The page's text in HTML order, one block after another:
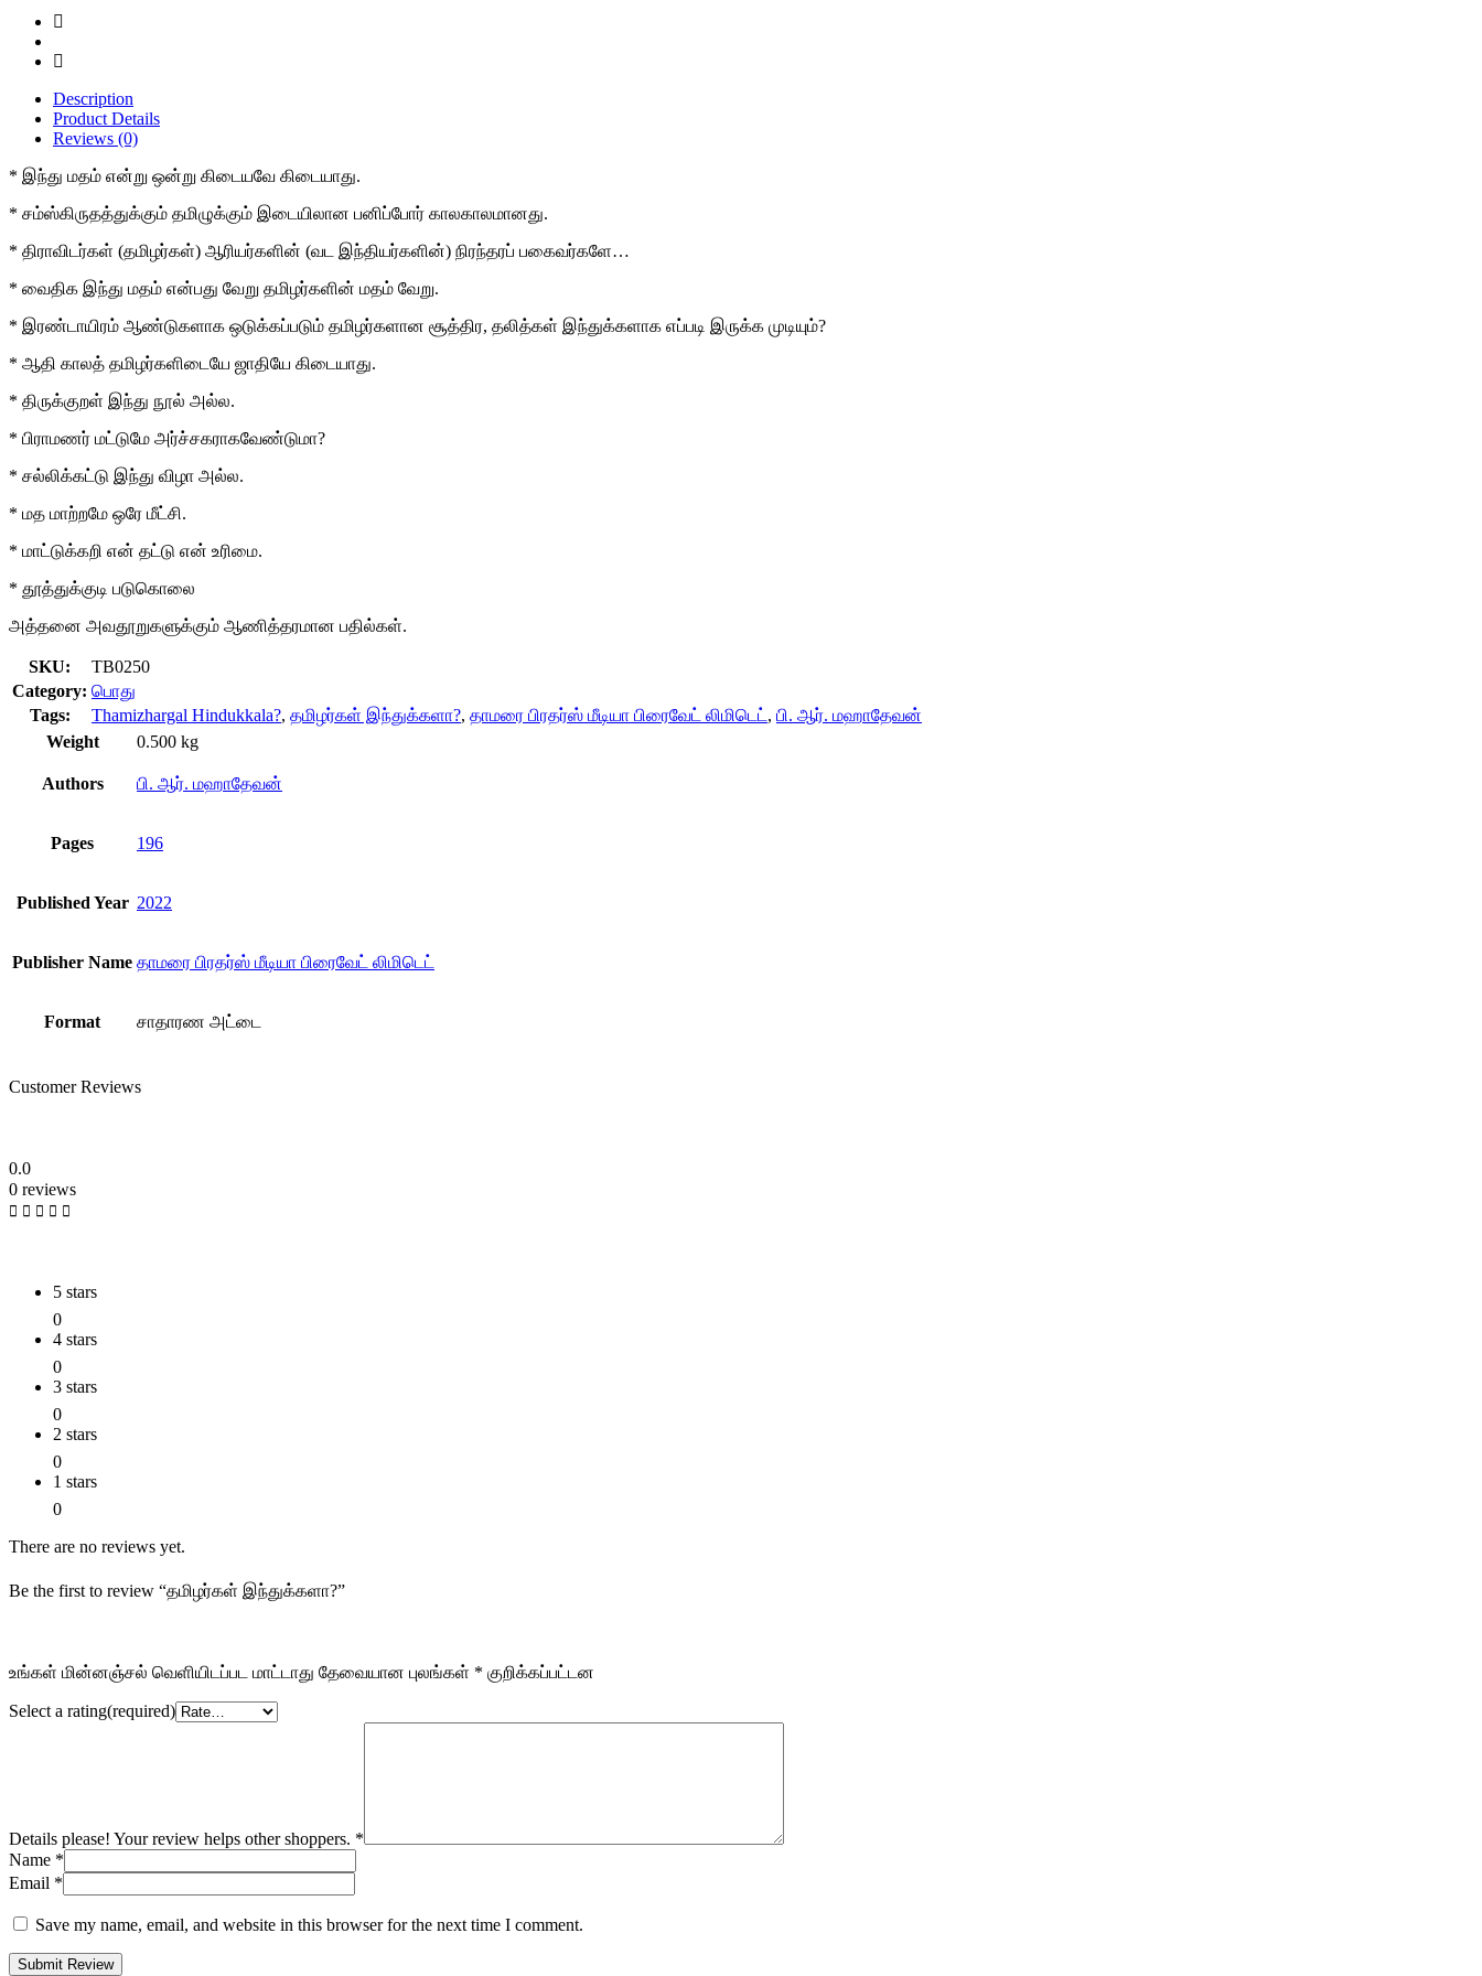
Description
Product Details
Reviews (0)
* இந்து மதம் என்று ஒன்று கிடையவே கிடையாது.
* சம்ஸ்கிருதத்துக்கும் தமிழுக்கும் இடையிலான பனிப்போர் காலகாலமானது.
* திராவிடர்கள் (தமிழர்கள்) ஆரியர்களின் (வட இந்தியர்களின்) நிரந்தரப் பகைவர்களே…
* வைதிக இந்து மதம் என்பது வேறு தமிழர்களின் மதம் வேறு.
* இரண்டாயிரம் ஆண்டுகளாக ஒடுக்கப்படும் தமிழர்களான சூத்திர, தலித்கள் இந்துக்களாக எப்படி இருக்க முடியும்?
* ஆதி காலத் தமிழர்களிடையே ஜாதியே கிடையாது.
* திருக்குறள் இந்து நூல் அல்ல.
* பிராமணர் மட்டுமே அர்ச்சகராகவேண்டுமா?
* சல்லிக்கட்டு இந்து விழா அல்ல.
* மத மாற்றமே ஒரே மீட்சி.
* மாட்டுக்கறி என் தட்டு என் உரிமை.
* தூத்துக்குடி படுகொலை
அத்தனை அவதூறுகளுக்கும் ஆணித்தரமான பதில்கள்.
SKU:
TB0250
Category: பொது
Tags:
Thamizhargal Hindukkala?, தமிழர்கள் இந்துக்களா?, தாமரை பிரதர்ஸ் மீடியா பிரைவேட் லிமிடெட் , பி. ஆர். மஹாதேவன்
Weight
0.500 kg
Authors பி. ஆர். மஹாதேவன்
Pages 196
Published Year 2022
Publisher Name தாமரை பிரதர்ஸ் மீடியா பிரைவேட் லிமிடெட்
Format சாதாரண அட்டை
Customer Reviews
0.0
0 reviews
5 stars
0
4 stars
0
3 stars
0
2 stars
0
1 stars
0
There are no reviews yet.
Be the first to review “தமிழர்கள் இந்துக்களா?”
உங்கள் மின்னஞ்சல் வெளியிடப்பட மாட்டாது தேவையான புலங்கள் * குறிக்கப்பட்டன
Select a rating(required)
Details please! Your review helps other shoppers. *
Name *
Email *
Save my name, email, and website in this browser for the next time I comment.
Submit Review